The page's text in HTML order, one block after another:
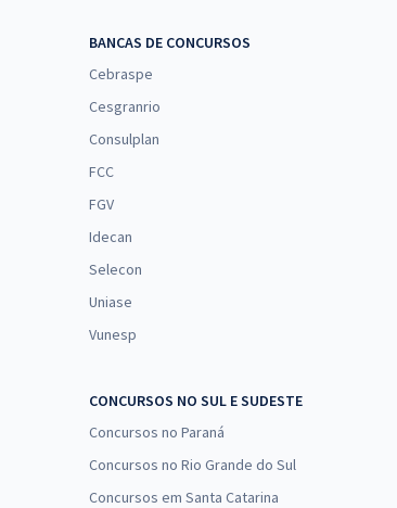
BANCAS DE CONCURSOS
Cebraspe
Cesgranrio
Consulplan
FCC
FGV
Idecan
Selecon
Uniase
Vunesp
CONCURSOS NO SUL E SUDESTE
Concursos no Paraná
Concursos no Rio Grande do Sul
Concursos em Santa Catarina